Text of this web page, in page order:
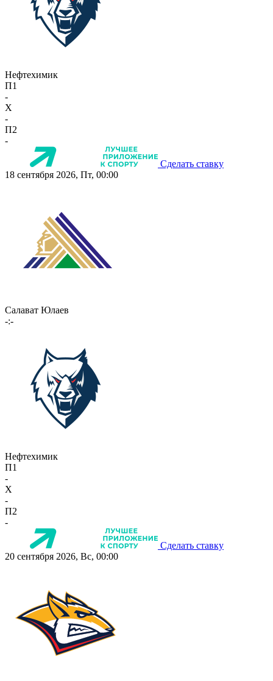
Нефтехимик
П1
-
X
-
П2
-
Сделать ставку
18 сентября 2026, Пт, 00:00
Салават Юлаев
-:-
Нефтехимик
П1
-
X
-
П2
-
Сделать ставку
20 сентября 2026, Вс, 00:00